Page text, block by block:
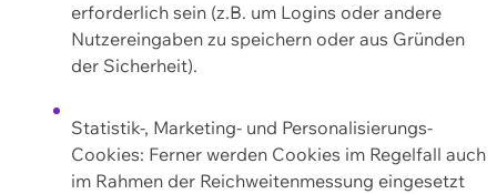
erforderlich sein (z.B. um Logins oder andere
Nutzereingaben zu speichern oder aus Gründen
der Sicherheit).
Statistik-, Marketing- und Personalisierungs-
Cookies: Ferner werden Cookies im Regelfall auch
im Rahmen der Reichweitenmessung eingesetzt